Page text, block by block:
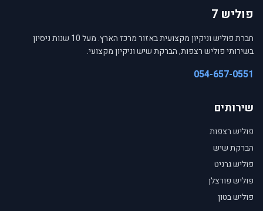
פוליש 7
חברת פוליש וניקיון מקצועית באזור מרכז הארץ. מעל 10 שנות ניסיון
בשירותי פוליש רצפות, הברקת שיש וניקיון מקצועי.
054-657-0551
שירותים
פוליש רצפות
הברקת שיש
פוליש גרניט
פוליש פורצלן
פוליש בטון